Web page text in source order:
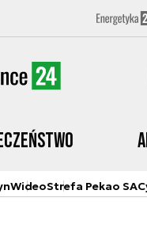
WideoStrefa Pekao SA